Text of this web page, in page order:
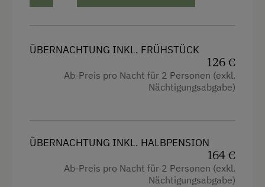
Diskothek
Eislaufen
Eisstockschießen
Fahrradverleih
Fitnesscenter
ÜBERNACHTUNG INKL. FRÜHSTÜCK
126 €
Ab-Preis pro Nacht für 2 Personen (exkl.
Nächtigungsabgabe)
ÜBERNACHTUNG INKL. HALBPENSION
164 €
Ab-Preis pro Nacht für 2 Personen (exkl.
Nächtigungsabgabe)